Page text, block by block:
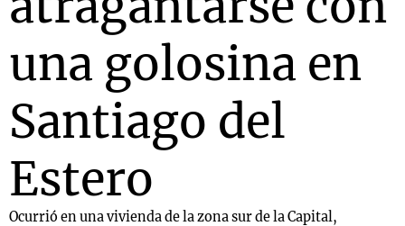
una golosina en
Santiago del
Estero
Ocurrió en una vivienda de la zona sur de la Capital,